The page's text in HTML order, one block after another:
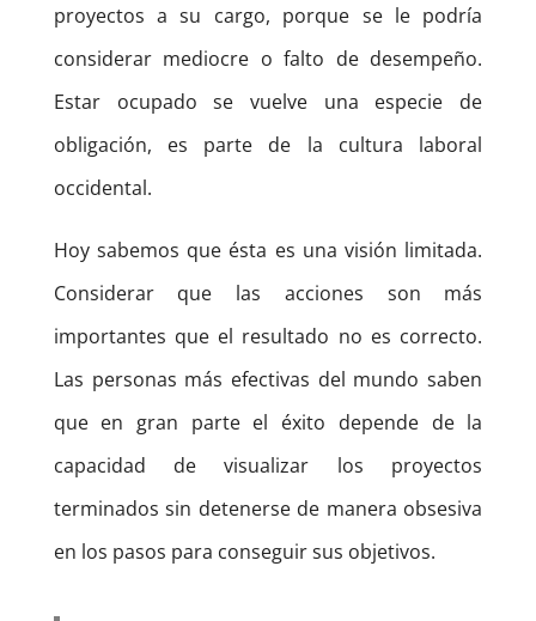
proyectos a su cargo, porque se le podría
considerar mediocre o falto de desempeño.
Estar ocupado se vuelve una especie de
obligación, es parte de la cultura laboral
occidental.
Hoy sabemos que ésta es una visión limitada.
Considerar que las acciones son más
importantes que el resultado no es correcto.
Las personas más efectivas del mundo saben
que en gran parte el éxito depende de la
capacidad de visualizar los proyectos
terminados sin detenerse de manera obsesiva
en los pasos para conseguir sus objetivos.